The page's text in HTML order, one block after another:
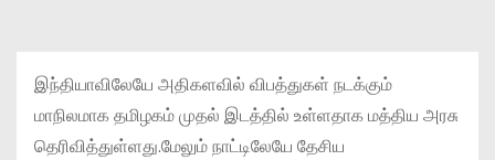
இந்தியாவிலேயே அதிகளவில் விபத்துகள் நடக்கும்
மாநிலமாக தமிழகம் முதல் இடத்தில் உள்ளதாக மத்திய அரசு
தெரிவித்துள்ளது.மேலும் நாட்டிலேயே தேசிய